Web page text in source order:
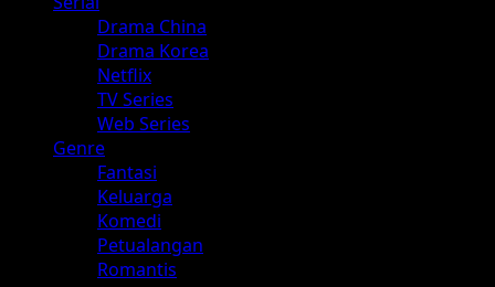
Drama China
Drama Korea
Netflix
TV Series
Web Series
Genre
Fantasi
Keluarga
Komedi
Petualangan
Romantis